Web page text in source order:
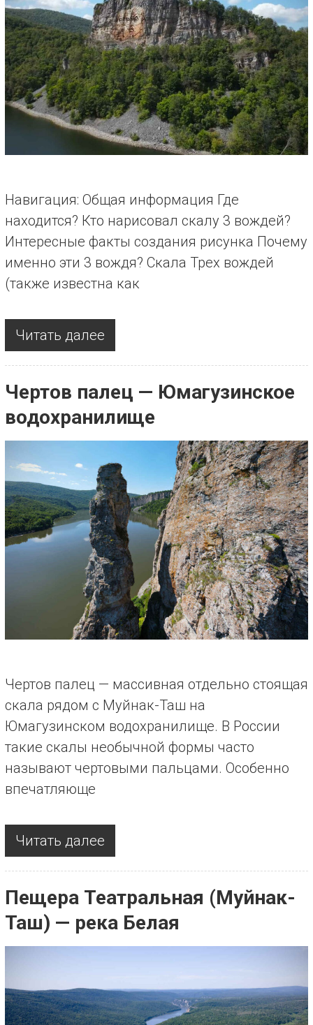
Навигация: Общая информация Где
находится? Кто нарисовал скалу 3 вождей?
Интересные факты создания рисунка Почему
именно эти 3 вождя? Скала Трех вождей
(также известна как
Читать далее
Чертов палец — Юмагузинское
водохранилище
Чертов палец — массивная отдельно стоящая
скала рядом с Муйнак-Таш на
Юмагузинском водохранилище. В России
такие скалы необычной формы часто
называют чертовыми пальцами. Особенно
впечатляюще
Читать далее
Пещера Театральная (Муйнак-
Таш) — река Белая